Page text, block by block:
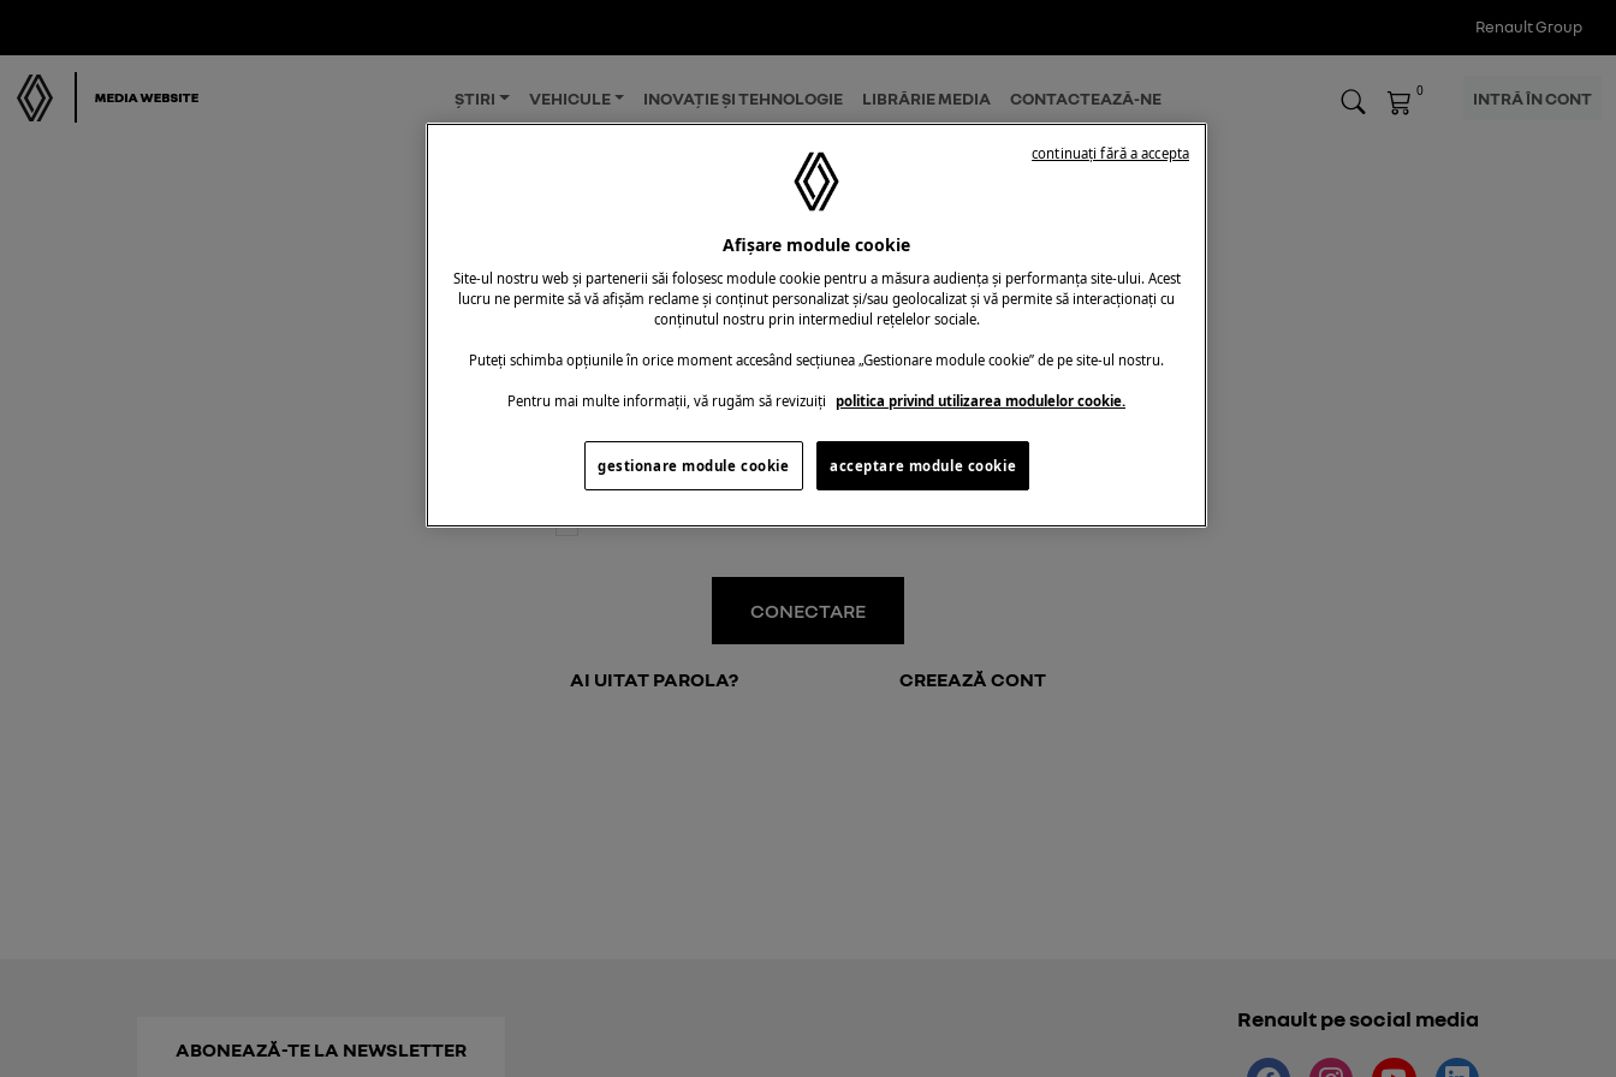
Renault Group
ȘTIRI VEHICULE INOVAȚIE ȘI TEHNOLOGIE LIBRĂRIE MEDIA CONTACTEAZĂ-NE 0 INTRĂ ÎN CONT
Conectare
Adresa de e-mail*
Parola*
Rămâi conectat
CONECTARE
AI UITAT PAROLA? CREEAZĂ CONT
ABONEAZĂ-TE LA NEWSLETTER
Renault pe social media
Afișare module cookie
Site-ul nostru web și partenerii săi folosesc module cookie pentru a măsura audiența și performanța site-ului. Acest
lucru ne permite să vă afișăm reclame și conținut personalizat și/sau geolocalizat și vă permite să interacționați cu
conținutul nostru prin intermediul rețelelor sociale.
Puteți schimba opțiunile în orice moment accesând secțiunea „Gestionare module cookie” de pe site-ul nostru.
Pentru mai multe informații, vă rugăm să revizuiți politica privind utilizarea modulelor cookie.
acceptare module cookie
gestionare module cookie
continuați fără a accepta